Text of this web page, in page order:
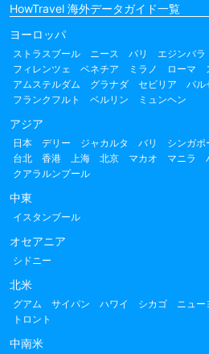
HowTravel 海外データガイド一覧
ヨーロッパ
ストラスブール ニース パリ エジンバラ
フィレンツェ
ベネチア ミラノ ローマ
アムステルダム
グラナダ セビリア バル
フランクフルト
ベルリン ミュンヘン
アジア
日本 デリー ジャカルタ バリ シンガポ
台北
香港 上海 北京 マカオ マニラ
クアラルンプール
中東
イスタンブール
オセアニア
シドニー
北米
グアム サイパン ハワイ シカゴ ニュー
トロント
中南米